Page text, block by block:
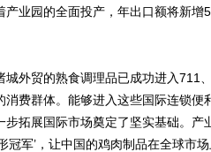
业园的全面投产，年出口额将新
外贸的熟食调理品已成功进入711
费群体。能够进入这些国际连锁便
拓展国际市场奠定了坚实基础。产
冠军’，让中国的鸡肉制品在全球市